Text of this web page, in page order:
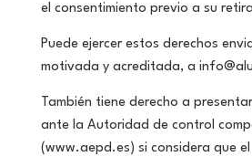
el consentimiento previo a su
Puede ejercer estos derechos
motivada y acreditada, a
También tiene derecho a
ante la Autoridad de control
(www.aepd.es) si considera que